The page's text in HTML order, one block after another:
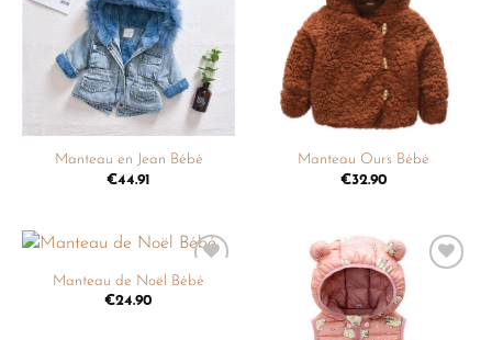
liste de
Manteau en Jean Bébé
€44.91
liste de
souhaits
Manteau Ours Bébé
€32.90
Ajouter
Manteau de Noël Bébé
€24.90